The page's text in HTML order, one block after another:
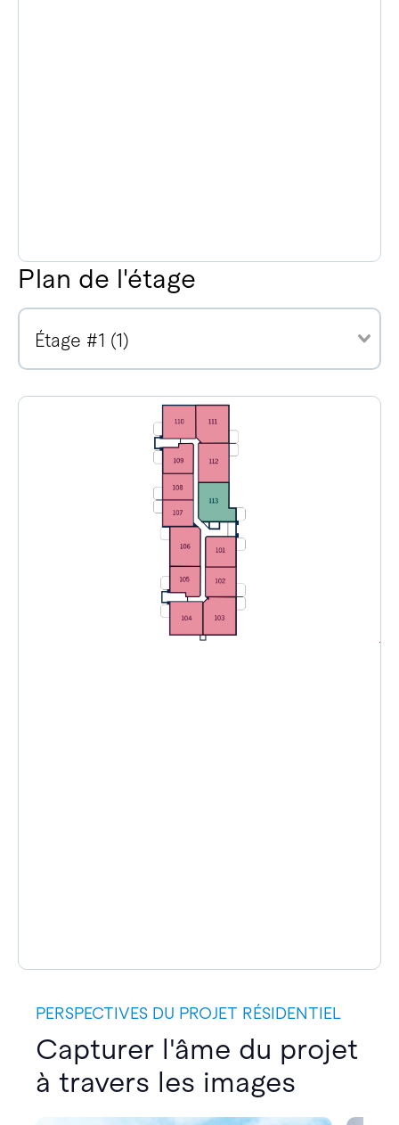
Plan de l'étage
Étage #1 (1)
PERSPECTIVES DU PROJET RÉSIDENTIEL
Capturer l'âme du projet
à travers les images